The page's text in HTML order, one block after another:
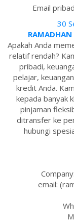
Email
30
Apakah Anda
relatif rendah?
pribadi,
pelajar,
kredit Anda.
kepada banyak
pinjaman
ditransfer ke
hubungi
email: